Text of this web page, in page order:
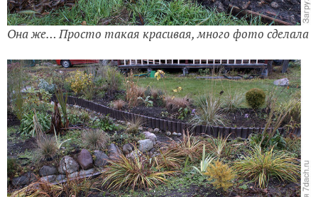
Она же… Просто такая красивая, много фото сделала